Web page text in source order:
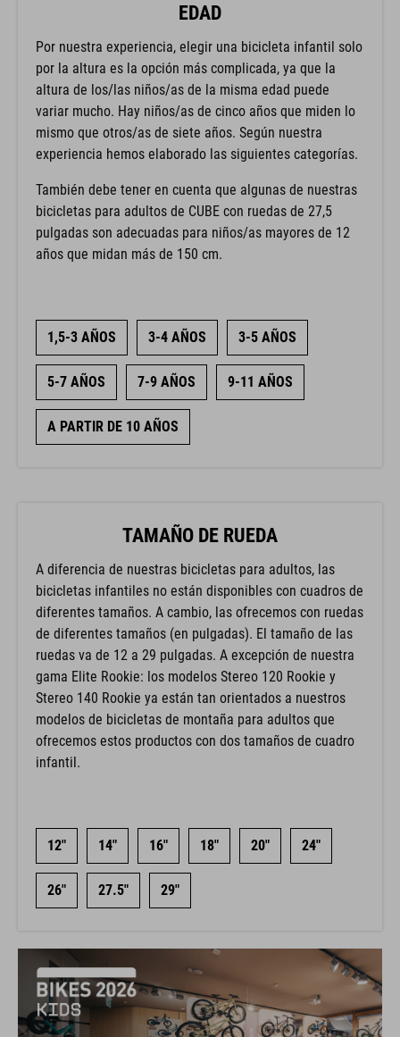
EDAD
Por nuestra experiencia, elegir una bicicleta infantil solo
por la altura es la opción más complicada, ya que la
altura de los/las niños/as de la misma edad puede
variar mucho. Hay niños/as de cinco años que miden lo
mismo que otros/as de siete años. Según nuestra
experiencia hemos elaborado las siguientes categorías.
También debe tener en cuenta que algunas de nuestras
bicicletas para adultos de CUBE con ruedas de 27,5
pulgadas son adecuadas para niños/as mayores de 12
años que midan más de 150 cm.
1,5-3 AÑOS 3-4 AÑOS 3-5 AÑOS
5-7 AÑOS 7-9 AÑOS 9-11 AÑOS
A PARTIR DE 10 AÑOS
TAMAÑO DE RUEDA
A diferencia de nuestras bicicletas para adultos, las
bicicletas infantiles no están disponibles con cuadros de
diferentes tamaños. A cambio, las ofrecemos con ruedas
de diferentes tamaños (en pulgadas). El tamaño de las
ruedas va de 12 a 29 pulgadas. A excepción de nuestra
gama Elite Rookie: los modelos Stereo 120 Rookie y
Stereo 140 Rookie ya están tan orientados a nuestros
modelos de bicicletas de montaña para adultos que
ofrecemos estos productos con dos tamaños de cuadro
infantil.
12" 14" 16" 18" 20" 24"
26" 27.5" 29"